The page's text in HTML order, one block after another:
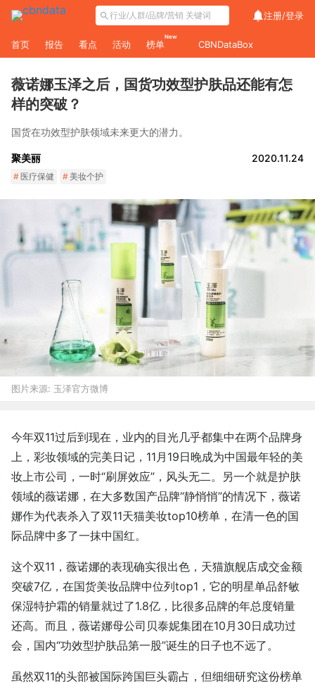
注册/登录
首页 报告 看点 活动 榜单
New
CBNDataBox
薇诺娜玉泽之后，国货功效型护肤品还能有怎
样的突破？
国货在功效型护肤领域未来更大的潜力。
聚美丽 2020.11.24
# 医疗保健 #美妆个护
图片来源: 玉泽官方微博
今年双11过后到现在，业内的目光几乎都集中在两个品牌身
上，彩妆领域的完美日记，11月19日晚成为中国最年轻的美
妆上市公司，一时“刷屏效应”，风头无二。另一个就是护肤
领域的薇诺娜，在大多数国产品牌“静悄悄”的情况下，薇诺
娜作为代表杀入了双11天猫美妆top10榜单，在清一色的国
际品牌中多了一抹中国红。
这个双11，薇诺娜的表现确实很出色，天猫旗舰店成交金额
突破7亿，在国货美妆品牌中位列top1，它的明星单品舒敏
保湿特护霜的销量就过了1.8亿，比很多品牌的年总度销量
还高。而且，薇诺娜母公司贝泰妮集团在10月30日成功过
会，国内“功效型护肤品第一股”诞生的日子也不远了。
虽然双11的头部被国际跨国巨头霸占，但细细研究这份榜单